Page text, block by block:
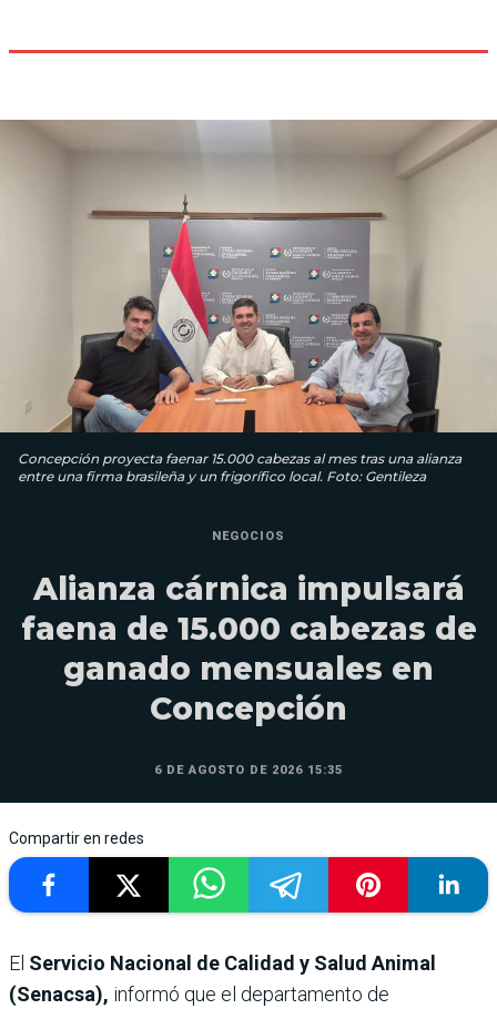
Concepción proyecta faenar 15.000 cabezas al mes tras una alianza
entre una firma brasileña y un frigorífico local. Foto: Gentileza
NEGOCIOS
Alianza cárnica impulsará
faena de 15.000 cabezas de
ganado mensuales en
Concepción
6 DE AGOSTO DE 2026 15:35
Compartir en redes
El Servicio Nacional de Calidad y Salud Animal
(Senacsa), informó que el departamento de